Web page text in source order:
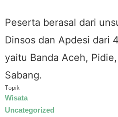
Peserta berasal dari
Dinsos dan Apdesi dari
yaitu Banda Aceh,
Sabang.
Topik
Wisata
Uncategorized